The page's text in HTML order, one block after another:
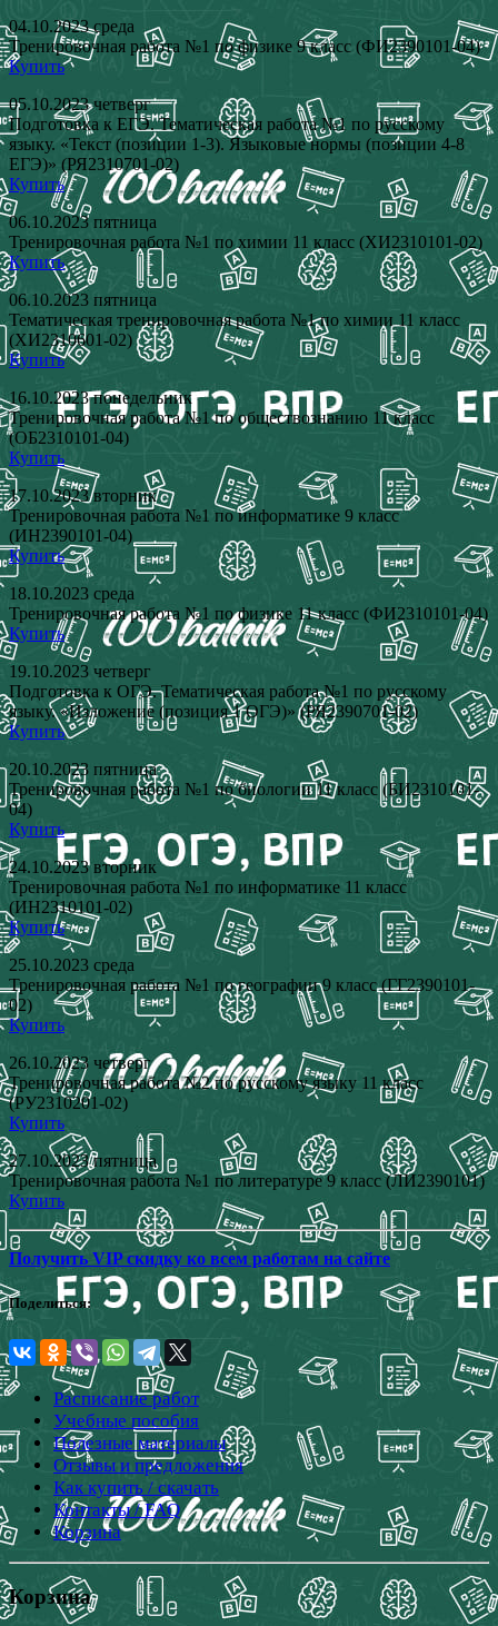
04.10.2023 среда
Тренировочная работа №1 по физике 9 класс (ФИ2390101-04)
Купить
05.10.2023 четверг
Подготовка к ЕГЭ. Тематическая работа №1 по русскому
языку. «Текст (позиции 1-3). Языковые нормы (позиции 4-8
ЕГЭ)» (РЯ2310701-02)
Купить
06.10.2023 пятница
Тренировочная работа №1 по химии 11 класс (ХИ2310101-02)
Купить
06.10.2023 пятница
Тематическая тренировочная работа №1 по химии 11 класс
(ХИ2310601-02)
Купить
16.10.2023 понедельник
Тренировочная работа №1 по обществознанию 11 класс
(ОБ2310101-04)
Купить
17.10.2023 вторник
Тренировочная работа №1 по информатике 9 класс
(ИН2390101-04)
Купить
18.10.2023 среда
Тренировочная работа №1 по физике 11 класс (ФИ2310101-04)
Купить
19.10.2023 четверг
Подготовка к ОГЭ. Тематическая работа №1 по русскому
языку. «Изложение (позиция 1 ОГЭ)» (РЯ2390701-02)
Купить
20.10.2023 пятница
Тренировочная работа №1 по биологии 11 класс (БИ2310101-
04)
Купить
24.10.2023 вторник
Тренировочная работа №1 по информатике 11 класс
(ИН2310101-02)
Купить
25.10.2023 среда
Тренировочная работа №1 по географии 9 класс (ГГ2390101-
02)
Купить
26.10.2023 четверг
Тренировочная работа №2 по русскому языку 11 класс
(РУ2310201-02)
Купить
27.10.2023 пятница
Тренировочная работа №1 по литературе 9 класс (ЛИ2390101)
Купить
Получить VIP скидку ко всем работам на сайте
Поделиться:
Расписание работ
Учебные пособия
Полезные материалы
Отзывы и предложения
Как купить / скачать
Контакты / FAQ
Корзина
Корзина